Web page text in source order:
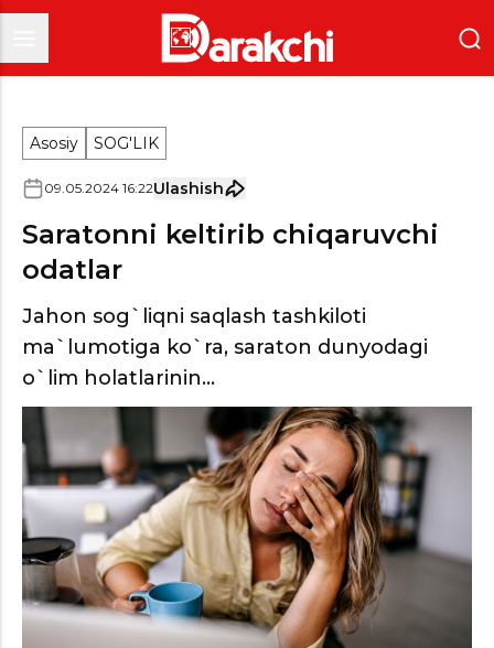
Asosiy SOG'LIK
09.05.2024 16:22Ulashish
Saratonni keltirib chiqaruvchi
odatlar
Jahon sog`liqni saqlash tashkiloti
ma`lumotiga ko`ra, saraton dunyodagi
o`lim holatlarinin...